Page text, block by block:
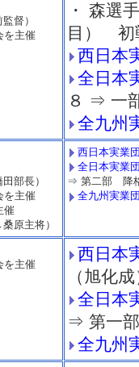
督）
を主催
・ 森
目） 初
西日本
全日本
８ ⇒ 一
全九州
部長）
を主催
催
原主将）
西日本実業
全日本実業
⇒ 第二部 降
全九州実業
を主催
西日本
（旭化
全日本
⇒ 第一
全九州